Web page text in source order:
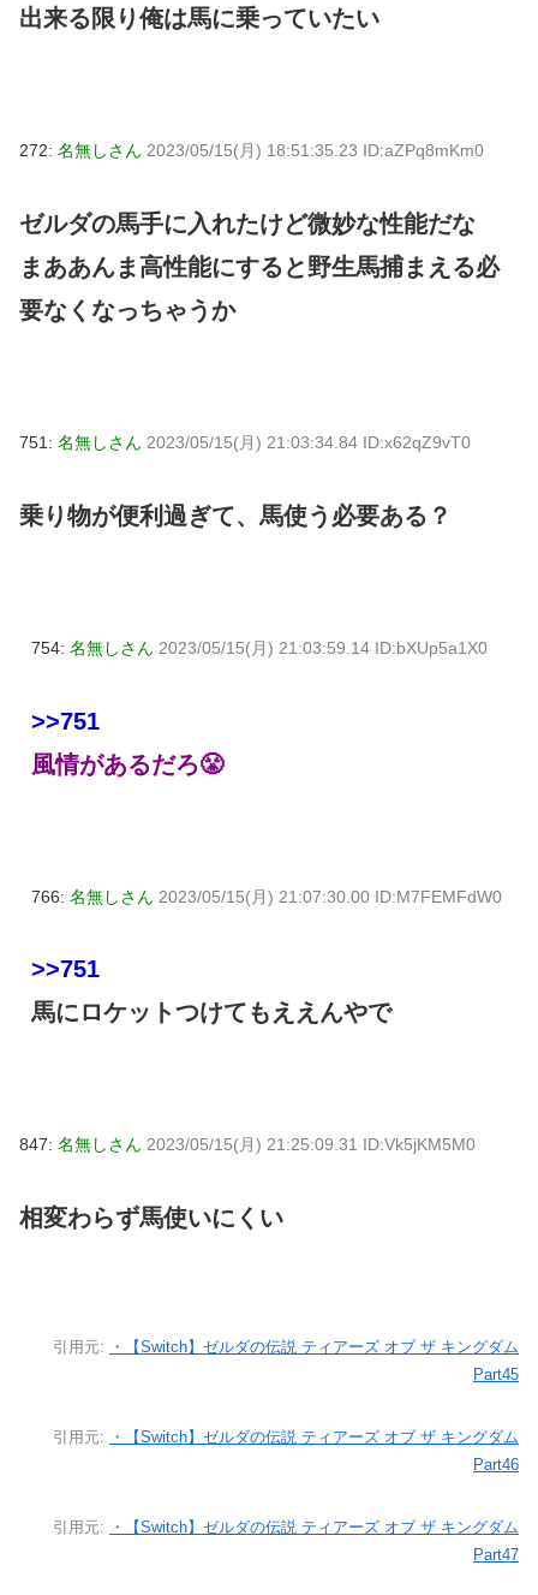
出来る限り俺は馬に乗っていたい
272: 名無しさん 2023/05/15(月) 18:51:35.23 ID:aZPq8mKm0
ゼルダの馬手に入れたけど微妙な性能だな
まああんま高性能にすると野生馬捕まえる必
要なくなっちゃうか
751: 名無しさん 2023/05/15(月) 21:03:34.84 ID:x62qZ9vT0
乗り物が便利過ぎて、馬使う必要ある？
754: 名無しさん 2023/05/15(月) 21:03:59.14 ID:bXUp5a1X0
>>751
風情があるだろ😤
766: 名無しさん 2023/05/15(月) 21:07:30.00 ID:M7FEMFdW0
>>751
馬にロケットつけてもええんやで
847: 名無しさん 2023/05/15(月) 21:25:09.31 ID:Vk5jKM5M0
相変わらず馬使いにくい
引用元:
・【Switch】ゼルダの伝説 ティアーズ オブ ザ キングダム
Part45
引用元:
・【Switch】ゼルダの伝説 ティアーズ オブ ザ キングダム
Part46
引用元:
・【Switch】ゼルダの伝説 ティアーズ オブ ザ キングダム
Part47